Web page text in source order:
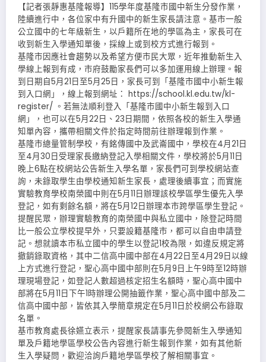
【記者張靜惠基隆報導】115學年度基隆市國中新生分發作業，
陸續進行中，各位家中有升國中的新生家長請注意。基市一般
公立國中的七年級新生，以戶籍所在地的學區為主，家長可在
收到新生入學通知單後，採線上或到校方式進行報到。
基隆市因應社會趨勢以及希望方便市民大眾，近年推動新生入
學線上報到有成，市府鼓勵家長們可以多加運用線上辦理。報
到日期自5月21日至5月25日，家長可到「基隆市國中小新生報
到入口網」，線上報到網址： https://school.kl.edu.tw/kl-
register/ 。若無法順利登入「基隆市國中小新生報到入口
網」，也可以在5月22日、23日期間，依照各校的新生入學通
知單內容，攜帶相關文件於指定時間前往辦理報到作業。
基隆市總量管制學校，有銘傳國中及武崙國中，學校在4月21日
至4月30日受理家長繳納登記入學相關文件，學校將於5月11日
晚上6點在校網站公告新生入學名單，家長們可到學校網站查
詢，未錄取學生由學校通知新生家長，處理後續事宜；而實施
實驗教育學校南榮國中則在5月11日辦理該校學區學生優先入學
登記，如有剩餘名額，將在5月12日辦理本市跨學區學生登記。
提醒民眾，辦理實驗教育的南榮國中與私立國中，除登記時間
比一般公立學校提早外，只要設籍基隆市，都可以自由申請登
記。想就讀本市私立國中的學生以登記1校為限，如違反規定將
撤銷錄取資格，其中二信高中國中部在4月22日至4月29日以線
上方式進行登記，聖心高中國中部則在5月9日上午9時至12時辦
理現場登記，如登記人數超過核定招生名額時，聖心高中國中
部將在5月11日下午1時辦理公開抽籤作業，聖心高中國中部及二
信高中國中部，皆依其入學簡章規定在5月11日於校網公布錄取
名單。
基市教育處長徐嬿立表示，提醒家長請事先參閱新生入學通知
單及戶籍地學區學校公告內容進行新生報到作業，如有其他新
生入學疑問，歡迎洽詢戶籍地學區學校了解相關事宜。